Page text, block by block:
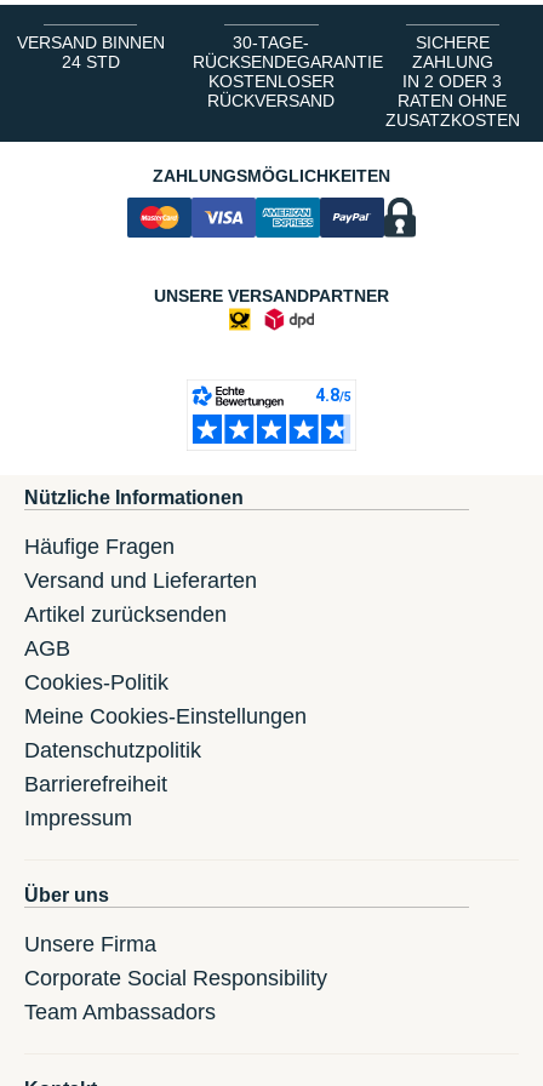
VERSAND BINNEN
24 STD
30-TAGE-
RÜCKSENDEGARANTIE
KOSTENLOSER
RÜCKVERSAND
SICHERE
ZAHLUNG
IN 2 ODER 3
RATEN OHNE
ZUSATZKOSTEN
ZAHLUNGSMÖGLICHKEITEN
UNSERE VERSANDPARTNER
Nützliche Informationen
Häufige Fragen
Versand und Lieferarten
Artikel zurücksenden
AGB
Cookies-Politik
Meine Cookies-Einstellungen
Datenschutzpolitik
Barrierefreiheit
Impressum
Über uns
Unsere Firma
Corporate Social Responsibility
Team Ambassadors